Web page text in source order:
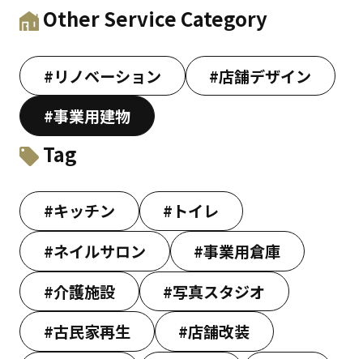
Other Service Category
#リノベーション
#店舗デザイン
#事業用建物
Tag
#キッチン
#トイレ
#ネイルサロン
#事業用倉庫
#介護施設
#写真スタジオ
#古民家再生
#店舗改装